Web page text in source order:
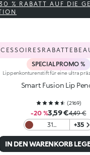
% RABATT AUF DIE
RABATTE
SPECIAL PROMO %
Lippenkonturenstift für eine ultra
Smart Fusion Lip
(2169)
-20 %3,59 €4,49 €
31
+35
IN DEN WARENKORB